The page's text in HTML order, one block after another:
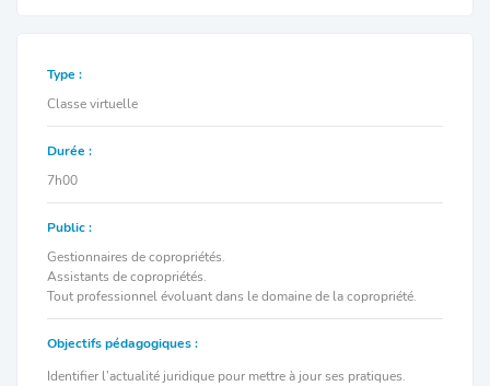
Type :
Classe virtuelle
Durée :
7h00
Public :
Gestionnaires de copropriétés.
Assistants de copropriétés.
Tout professionnel évoluant dans le domaine de la copropriété.
Objectifs pédagogiques :
Identifier l’actualité juridique pour mettre à jour ses pratiques.